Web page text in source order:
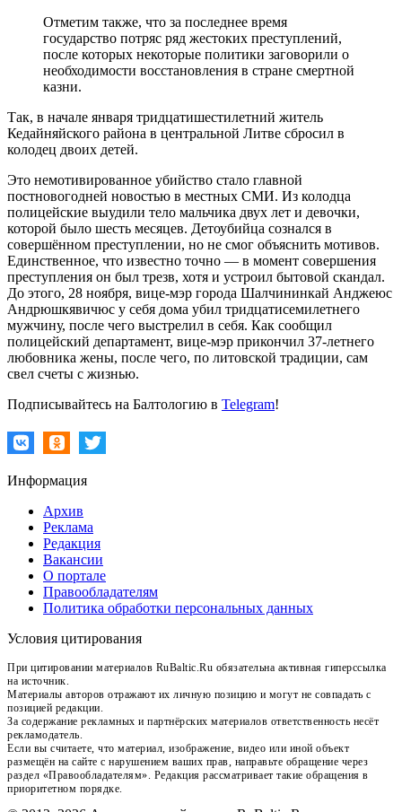
Отметим также, что за последнее время
государство потряс ряд жестоких преступлений,
после которых некоторые политики заговорили о
необходимости восстановления в стране смертной
казни.
Так, в начале января тридцатишестилетний житель
Кедайняйского района в центральной Литве сбросил в
колодец двоих детей.
Это немотивированное убийство стало главной
постновогодней новостью в местных СМИ. Из колодца
полицейские выудили тело мальчика двух лет и девочки,
которой было шесть месяцев. Детоубийца сознался в
совершённом преступлении, но не смог объяснить мотивов.
Единственное, что известно точно — в момент совершения
преступления он был трезв, хотя и устроил бытовой скандал.
До этого, 28 ноября, вице-мэр города Шалчининкай Анджеюс
Андрюшкявичюс у себя дома убил тридцатисемилетнего
мужчину, после чего выстрелил в себя. Как сообщил
полицейский департамент, вице-мэр прикончил 37-летнего
любовника жены, после чего, по литовской традиции, сам
свел счеты с жизнью.
Подписывайтесь на Балтологию в Telegram!
Информация
Архив
Реклама
Редакция
Вакансии
О портале
Правообладателям
Политика обработки персональных данных
Условия цитирования
При цитировании материалов RuBaltic.Ru обязательна активная гиперссылка
на источник.
Материалы авторов отражают их личную позицию и могут не совпадать с
позицией редакции.
За содержание рекламных и партнёрских материалов ответственность несёт
рекламодатель.
Если вы считаете, что материал, изображение, видео или иной объект
размещён на сайте с нарушением ваших прав, направьте обращение через
раздел «Правообладателям». Редакция рассматривает такие обращения в
приоритетном порядке.